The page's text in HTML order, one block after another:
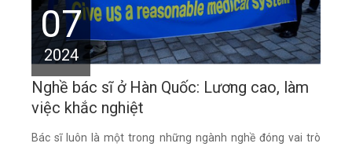
07
2024
Nghề bác sĩ ở Hàn Quốc: Lương cao, làm
việc khắc nghiệt
Bác sĩ luôn là một trong những ngành nghề đóng vai trò